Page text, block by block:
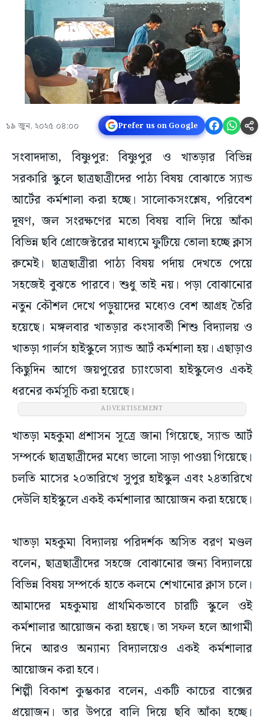
১৯ জুন, ২০২৫ ০৪:০০ Prefer us on Google
সংবাদদাতা, বিষ্ণুপুর: বিষ্ণুপুর ও খাতড়ার বিভিন্ন
সরকারি স্কুলে ছাত্রছাত্রীদের পাঠ্য বিষয় বোঝাতে স্যান্ড
আর্টের কর্মশালা করা হচ্ছে। সালোকসংশ্লেষ, পরিবেশ
দূষণ, জল সংরক্ষণের মতো বিষয় বালি দিয়ে আঁকা
বিভিন্ন ছবি প্রোজেক্টরের মাধ্যমে ফুটিয়ে তোলা হচ্ছে ক্লাস
রুমেই। ছাত্রছাত্রীরা পাঠ্য বিষয় পর্দায় দেখতে পেয়ে
সহজেই বুঝতে পারবে। শুধু তাই নয়। পড়া বোঝানোর
নতুন কৌশল দেখে পড়ুয়াদের মধ্যেও বেশ আগ্রহ তৈরি
হয়েছে। মঙ্গলবার খাতড়ার কংসাবতী শিশু বিদ্যালয় ও
খাতড়া গার্লস হাইস্কুলে স্যান্ড আর্ট কর্মশালা হয়। এছাড়াও
কিছুদিন আগে জয়পুরের চ্যাংডোবা হাইস্কুলেও একই
ধরনের কর্মসূচি করা হয়েছে।
ADVERTISEMENT
খাতড়া মহকুমা প্রশাসন সূত্রে জানা গিয়েছে, স্যান্ড আর্ট
সম্পর্কে ছাত্রছাত্রীদের মধ্যে ভালো সাড়া পাওয়া গিয়েছে।
চলতি মাসের ২০তারিখে সুপুর হাইস্কুল এবং ২৪তারিখে
দেউলি হাইস্কুলে একই কর্মশালার আয়োজন করা হয়েছে।
খাতড়া মহকুমা বিদ্যালয় পরিদর্শক অসিত বরণ মণ্ডল
বলেন, ছাত্রছাত্রীদের সহজে বোঝানোর জন্য বিদ্যালয়ে
বিভিন্ন বিষয় সম্পর্কে হাতে কলমে শেখানোর ক্লাস চলে।
আমাদের মহকুমায় প্রাথমিকভাবে চারটি স্কুলে ওই
কর্মশালার আয়োজন করা হয়ছে। তা সফল হলে আগামী
দিনে আরও অন্যান্য বিদ্যালয়েও একই কর্মশালার
আয়োজন করা হবে।
শিল্পী বিকাশ কুম্ভকার বলেন, একটি কাচের বাক্সের
প্রয়োজন। তার উপরে বালি দিয়ে ছবি আঁকা হচ্ছে।